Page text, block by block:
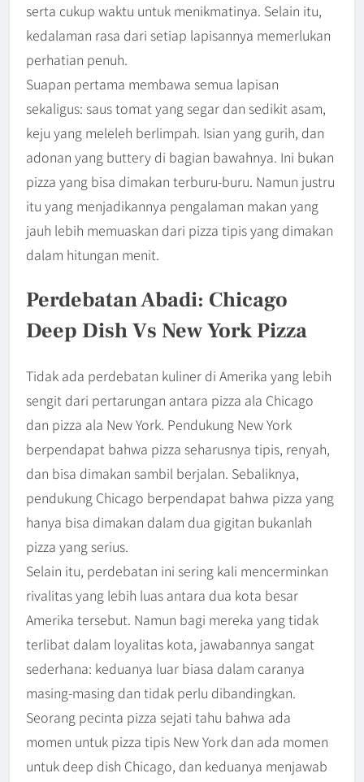
serta cukup waktu untuk menikmatinya. Selain itu,
kedalaman rasa dari setiap lapisannya memerlukan
perhatian penuh.
Suapan pertama membawa semua lapisan
sekaligus: saus tomat yang segar dan sedikit asam,
keju yang meleleh berlimpah. Isian yang gurih, dan
adonan yang buttery di bagian bawahnya. Ini bukan
pizza yang bisa dimakan terburu-buru. Namun justru
itu yang menjadikannya pengalaman makan yang
jauh lebih memuaskan dari pizza tipis yang dimakan
dalam hitungan menit.
Perdebatan Abadi: Chicago
Deep Dish Vs New York Pizza
Tidak ada perdebatan kuliner di Amerika yang lebih
sengit dari pertarungan antara pizza ala Chicago
dan pizza ala New York. Pendukung New York
berpendapat bahwa pizza seharusnya tipis, renyah,
dan bisa dimakan sambil berjalan. Sebaliknya,
pendukung Chicago berpendapat bahwa pizza yang
hanya bisa dimakan dalam dua gigitan bukanlah
pizza yang serius.
Selain itu, perdebatan ini sering kali mencerminkan
rivalitas yang lebih luas antara dua kota besar
Amerika tersebut. Namun bagi mereka yang tidak
terlibat dalam loyalitas kota, jawabannya sangat
sederhana: keduanya luar biasa dalam caranya
masing-masing dan tidak perlu dibandingkan.
Seorang pecinta pizza sejati tahu bahwa ada
momen untuk pizza tipis New York dan ada momen
untuk deep dish Chicago, dan keduanya menjawab